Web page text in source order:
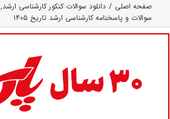
صفحه اصلی دانلود سوالات کنکور کارشناسی ارشد
سوالات و پاسخنامه کارشناسی ارشد تاریخ ۱۴۰۵